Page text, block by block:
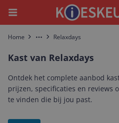
Menu
Home More Relaxdays
Kast van Relaxdays
Ontdek het complete aanbod
prijzen, specificaties en reviews
te vinden die bij jou past.